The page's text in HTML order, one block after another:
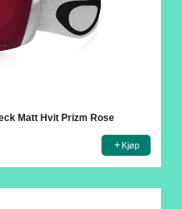
Matt Hvit Prizm Rose
Kjøp